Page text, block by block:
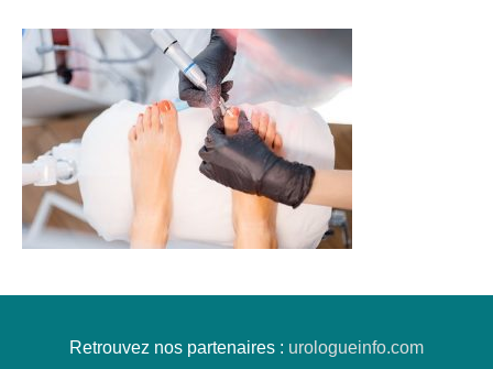
Retrouvez nos partenaires : urologueinfo.com